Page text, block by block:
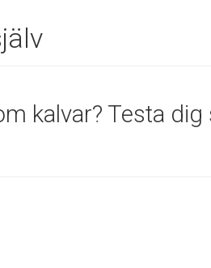
kalvar? Testa